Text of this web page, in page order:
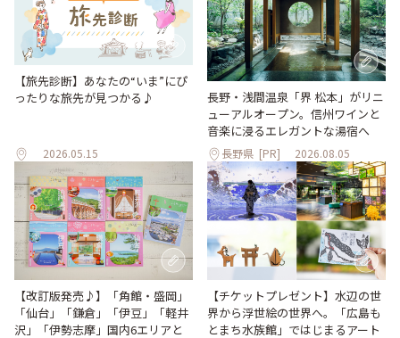
【旅先診断】あなたの“いま”にぴ
ったりな旅先が見つかる♪
2026.05.15
長野・浅間温泉「界 松本」がリニ
ューアルオープン。信州ワインと
音楽に浸るエレガントな湯宿へ
長野県 [PR] 2026.08.05
【改訂版発売♪】「角館・盛岡」
「仙台」「鎌倉」「伊豆」「軽井
沢」「伊勢志摩」国内6エリアと
【チケットプレゼント】水辺の世
界から浮世絵の世界へ。「広島も
とまち水族館」ではじまるアート